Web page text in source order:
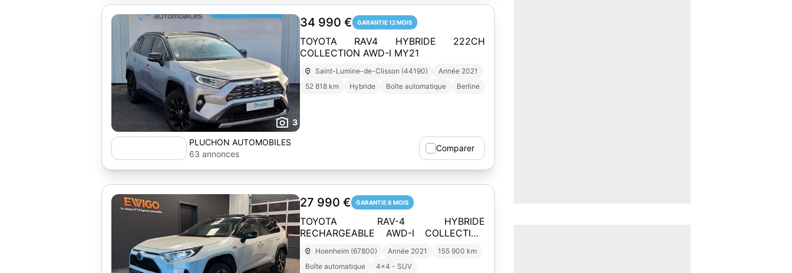
3
34 990 € GARANTIE 12 MOIS
TOYOTA RAV4 HYBRIDE 222CH
COLLECTION AWD-I MY21
Saint-Lumine-de-Clisson (44190)
Année 2021
52 818 km
Hybride Boîte automatique Berline
PLUCHON AUTOMOBILES
63 annonces
Comparer
27 990 € GARANTIE 6 MOIS
TOYOTA RAV-4 HYBRIDE
RECHARGEABLE AWD-I COLLECTION
PHEV
Hoenheim (67800) Année 2021
155 900 km
Boîte automatique
4x4 - SUV